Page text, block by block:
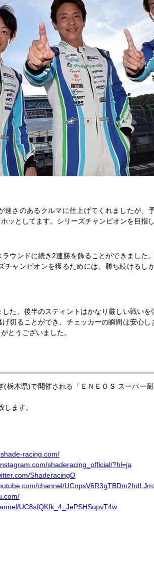
さのあるクルマに仕上げてくれましたが
ッとしてます。シリーズチャンピオンを目指
ウンドに続き2連勝を飾ることができまし
ャンピオンを獲るためには、勝ち続けるし
た。後半のスティントはかなり厳しい戦い
切ることができ、チェッカーの瞬間は安心
とうございました。
栃木県)で開催される「ＥＮＥＯＳ スーパー
ます。
racing.com/
shaderacing_official/?hl=ja
ShaderacingO
channel/
UC8sfQKfk_4_JePSHSupvT4w